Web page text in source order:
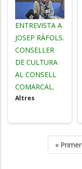
ENTREVISTA A
JOSEP RÀFOLS.
CONSELLER
DE CULTURA
AL CONSELL
COMARCAL.
Altres
PaginationFirst
« Primer